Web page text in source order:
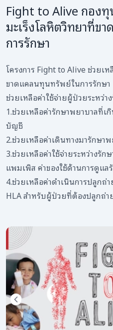
Fight to Alive กอง
มะเร็งโลหิตวิทยาที่ข
การรักษา
โครงการ Fight to Alive ช่วยเ
ขาดแคลนทุนทรัพย์ในการรักษา
ช่วยเหลือค่าใช้จ่ายผู้ป่วยระหว่า
1.ช่วยเหลือค่ารักษาพยาบาลที่เ
บัญชี
2.ช่วยเหลือค่าเดินทางมารักษา
3.ช่วยเหลือค่าใช้จ่ายระหว่างรั
แพมเพิส ค่าของใช้ด้านการดูแล
4.ช่วยเหลือค่าดำเนินการปลูกถ่
HLA สำหรับผู้ป่วยที่ต้องปลูกถ่า